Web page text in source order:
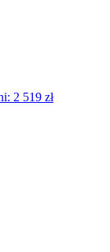
2 519 zł